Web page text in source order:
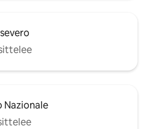
Nazionale